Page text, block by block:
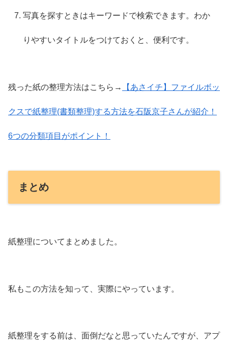
写真を探すときはキーワードで検索できます。わか
りやすいタイトルをつけておくと、便利です。
残った紙の整理方法はこちら→ 【あさイチ】ファイルボッ
クスで紙整理(書類整理)する方法を石阪京子さんが紹介！
6つの分類項目がポイント！
まとめ
紙整理についてまとめました。
私もこの方法を知って、実際にやっています。
紙整理をする前は、面倒だなと思っていたんですが、アプ